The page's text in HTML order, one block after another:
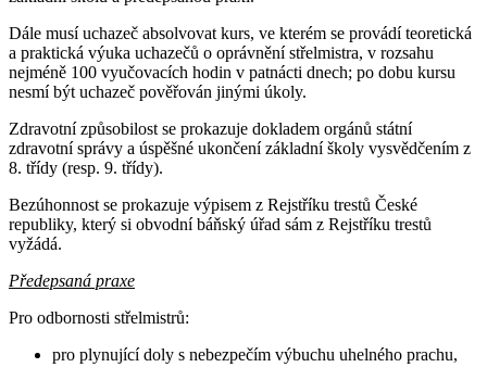
Dále musí uchazeč absolvovat kurs, ve kterém se provádí teoretická
a praktická výuka uchazečů o oprávnění střelmistra, v rozsahu
nejméně 100 vyučovacích hodin v patnácti dnech; po dobu kursu
nesmí být uchazeč pověřován jinými úkoly.
Zdravotní způsobilost se prokazuje dokladem orgánů státní
zdravotní správy a úspěšné ukončení základní školy vysvědčením z
8. třídy (resp. 9. třídy).
Bezúhonnost se prokazuje výpisem z Rejstříku trestů České
republiky, který si obvodní báňský úřad sám z Rejstříku trestů
vyžádá.
Předepsaná praxe
Pro odbornosti střelmistrů:
pro plynující doly s nebezpečím výbuchu uhelného prachu,